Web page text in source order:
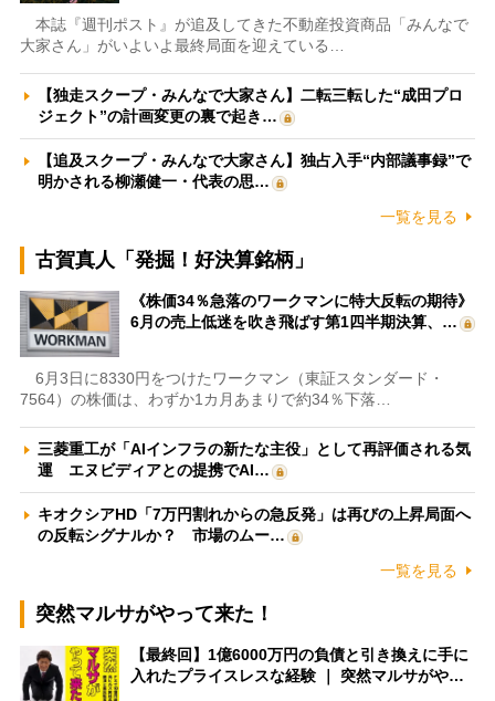
本誌『週刊ポスト』が追及してきた不動産投資商品「みんなで
大家さん」がいよいよ最終局面を迎えている…
【独走スクープ・みんなで大家さん】二転三転した“成田プロ
ジェクト”の計画変更の裏で起き…
【追及スクープ・みんなで大家さん】独占入手“内部議事録”で
明かされる柳瀬健一・代表の思…
一覧を見る
古賀真人「発掘！好決算銘柄」
《株価34％急落のワークマンに特大反転の期待》
6月の売上低迷を吹き飛ばす第1四半期決算、…
6月3日に8330円をつけたワークマン（東証スタンダード・
7564）の株価は、わずか1カ月あまりで約34％下落…
三菱重工が「AIインフラの新たな主役」として再評価される気
運 エヌビディアとの提携でAI…
キオクシアHD「7万円割れからの急反発」は再びの上昇局面へ
の反転シグナルか？ 市場のムー…
一覧を見る
突然マルサがやって来た！
【最終回】1億6000万円の負債と引き換えに手に
入れたプライスレスな経験 ｜ 突然マルサがや…